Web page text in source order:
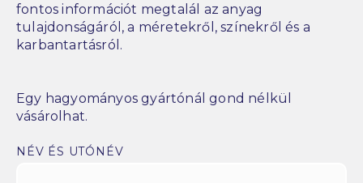
fontos információt megtalál az anyag
tulajdonságáról, a méretekről, színekről és a
karbantartásról.
Egy hagyományos gyártónál gond nélkül
vásárolhat.
NÉV ÉS UTÓNÉV